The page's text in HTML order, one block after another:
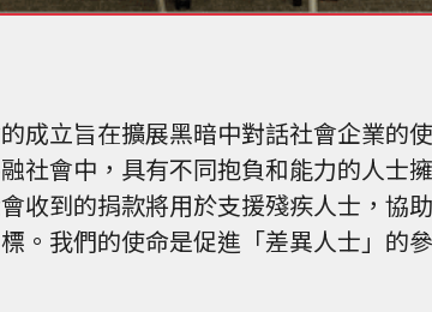
成立旨在擴展黑暗中對話社會企業的
社會中，具有不同抱負和能力的人士
收到的捐款將用於支援殘疾人士，協
。我們的使命是促進「差異人士」的